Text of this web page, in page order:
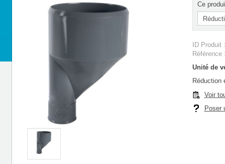
Ce
ID Produit
Unité de
Réduction
Voir
Poser